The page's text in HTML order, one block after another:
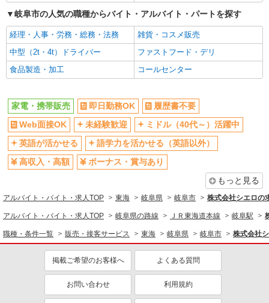
岐阜市の人気の職種からバイト・アルバイト・パートを探す
経理・人事・労務・総務・法務
雑貨・コスメ販売
中型（2t・4t）ドライバー
ファストフード・デリ
食品製造・加工
コールセンター
家電・携帯販売 即日勤務OK
履歴書不要
Web面接OK
未経験歓迎
ミドル（40代～）活躍中
英語が活かせる
語学力を活かせる（英語以外）
高収入・高額
ボーナス・賞与あり
もっと見る
アルバイト・バイト・求人TOP 東海 岐阜県 岐阜市 株式会社シエロの
アルバイト・バイト・求人TOP 岐阜県の路線 ＪＲ東海道本線 岐阜駅
職種・条件一覧 販売・接客サービス 東海 岐阜県 岐阜市 株式会社
掲載ご希望のお客様へ よくある質問
お問い合わせ 利用規約